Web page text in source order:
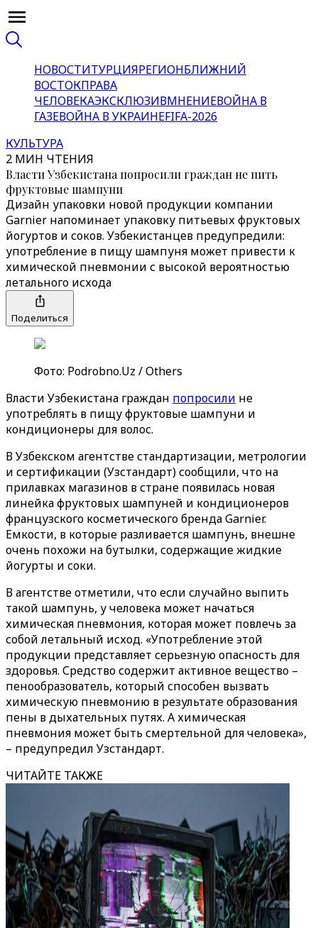
НОВОСТИТУРЦИЯРЕГИОНБЛИЖНИЙ
ВОСТОКПРАВА
ЧЕЛОВЕКАЭКСКЛЮЗИВМНЕНИЕВОЙНА В
ГАЗЕВОЙНА В УКРАИНЕFIFA-2026
КУЛЬТУРА
2 МИН ЧТЕНИЯ
Власти Узбекистана попросили граждан не пить
фруктовые шампуни
Дизайн упаковки новой продукции компании
Garnier напоминает упаковку питьевых фруктовых
йогуртов и соков. Узбекистанцев предупредили:
употребление в пищу шампуня может привести к
химической пневмонии с высокой вероятностью
летального исхода
Поделиться
Фото: Podrobno.Uz / Others
Власти Узбекистана граждан попросили не
употреблять в пищу фруктовые шампуни и
кондиционеры для волос.
В Узбекском агентстве стандартизации, метрологии
и сертификации (Узстандарт) сообщили, что на
прилавках магазинов в стране появилась новая
линейка фруктовых шампуней и кондиционеров
французского косметического бренда Garnier.
Емкости, в которые разливается шампунь, внешне
очень похожи на бутылки, содержащие жидкие
йогурты и соки.
В агентстве отметили, что если случайно выпить
такой шампунь, у человека может начаться
химическая пневмония, которая может повлечь за
собой летальный исход. «Употребление этой
продукции представляет серьезную опасность для
здоровья. Средство содержит активное вещество –
пенообразователь, который способен вызвать
химическую пневмонию в результате образования
пены в дыхательных путях. А химическая
пневмония может быть смертельной для человека»,
– предупредил Узстандарт.
ЧИТАЙТЕ ТАКЖЕ